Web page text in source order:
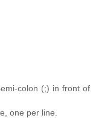
colon (;) in front of
one per line.